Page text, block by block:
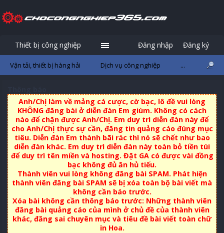
Anh/Chị làm về mảng cá cược, cờ bạc, lô đề vui lòng
KHÔNG đăng bài ở diễn đàn Em giùm. Không có cách
nào để chặn được Anh/Chị. Em duy trì diễn đàn này để
cho Anh/Chị thực sự cần, đăng tin quảng cáo đúng mục
tiêu. Diễn đàn Em thành bãi rác thì nó sẽ chết như bao
diễn đàn khác. Em duy trì diễn đàn này toàn bỏ tiền túi
để duy trì tên miền và hosting. Đặt GA có được vài đồng
bạc không đủ ăn hủ tiếu.
Thành viên vui lòng không đăng bài SPAM. Phát hiện
thành viên đăng bài SPAM sẽ bị xóa toàn bộ bài viết mà
không cần báo trước.
Xóa bài không cần thông báo trước: Những thành viên
đăng bài quảng cáo của mình ở chủ đề của thành viên
khác, đăng sai chuyên mục và tiêu đề bài viết toàn chữ
in Hoa.
Thiết bị công nghiệp
Vận tải, thiết bị hàng hải Dịch vụ công nghiệp ...
Đăng nhập Đăng ký